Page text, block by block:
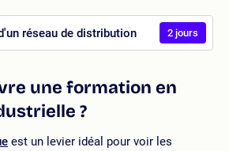
réseau de distribution 2 jours
une formation en
?
est un levier idéal pour voir les